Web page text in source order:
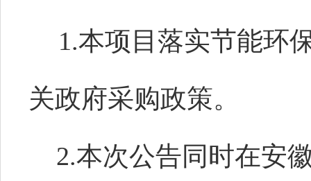
1.本项目落实节能环
关政府采购政策。
2.本次公告同时在安